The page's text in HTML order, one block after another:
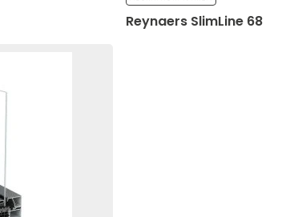
Reynaers SlimLine 68